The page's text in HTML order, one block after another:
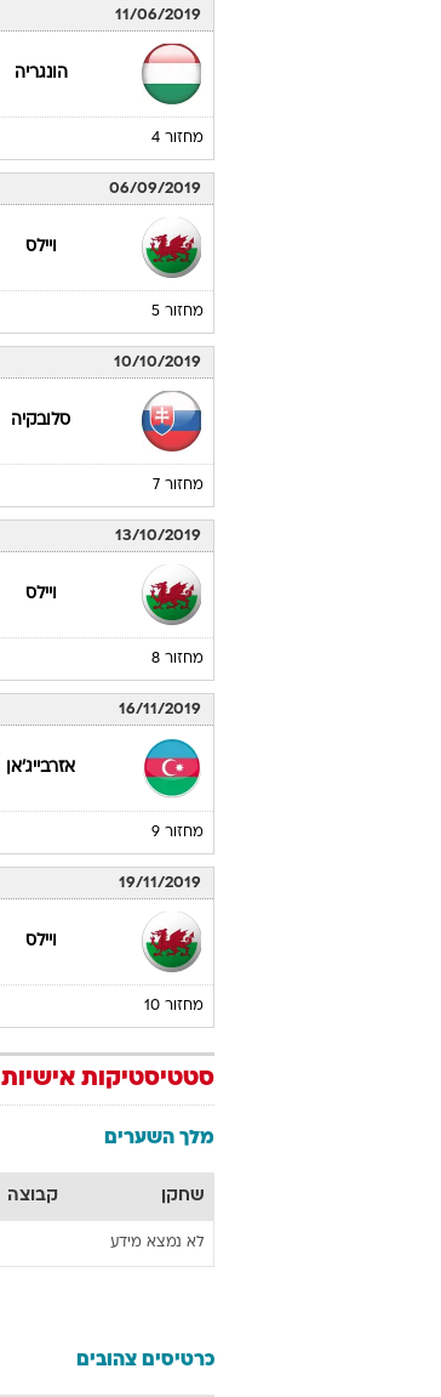
11/06/2019
הונגריה
מחזור 4
06/09/2019
ויילס
מחזור 5
10/10/2019
סלובקיה
מחזור 7
13/10/2019
ויילס
מחזור 8
16/11/2019
אזרבייג'אן
מחזור 9
19/11/2019
ויילס
מחזור 10
סטטיסטיקות אישיות
מלך השערים
שחקן קבוצה
לא נמצא מידע
כרטיסים צהובים